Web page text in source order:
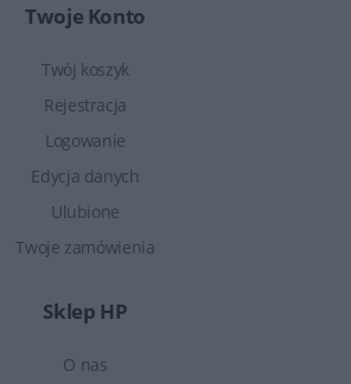
Twoje Konto
Twój koszyk
Rejestracja
Logowanie
Edycja danych
Ulubione
Twoje zamówienia
Sklep HP
O nas